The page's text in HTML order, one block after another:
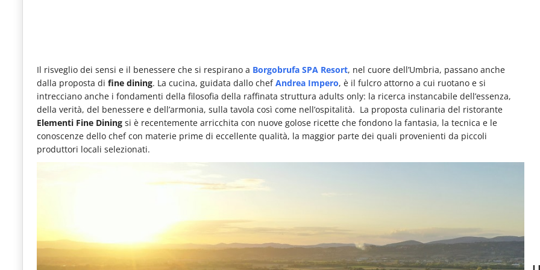
comparto
Horeca.
Il risveglio dei sensi e il benessere che si respirano a Borgobrufa SPA Resort, nel cuore dell’Umbria, passano anche
dalla proposta di fine dining. La cucina, guidata dallo chefAndrea Impero, è il fulcro attorno a cui ruotano e si
intrecciano anche i fondamenti della filosofia della raffinata struttura adults only: la ricerca instancabile dell’essenza,
della verità, del benessere e dell’armonia, sulla tavola così come nell’ospitalità. La proposta culinaria del ristorante
Elementi Fine Dining si è recentemente arricchita con nuove golose ricette che fondono la fantasia, la tecnica e le
conoscenze dello chef con materie prime di eccellente qualità, la maggior parte dei quali provenienti da piccoli
produttori locali selezionati.